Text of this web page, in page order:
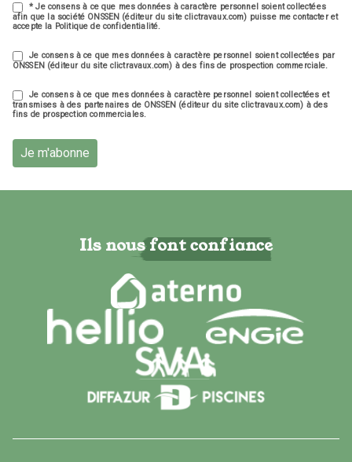
* Je consens à ce que mes données à caractère personnel soient collectées
afin que la société ONSSEN (éditeur du site clictravaux.com) puisse me contacter et
accepte la Politique de confidentialité.
Je consens à ce que mes données à caractère personnel soient collectées par
ONSSEN (éditeur du site clictravaux.com) à des fins de prospection commerciale.
Je consens à ce que mes données à caractère personnel soient collectées et
transmises à des partenaires de ONSSEN (éditeur du site clictravaux.com) à des
fins de prospection commerciales.
Je m'abonne
Ils nous font confiance